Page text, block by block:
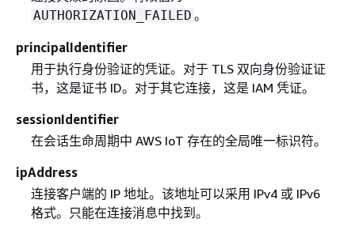
AUTHORIZATION_FAILED 。
principalIdentifier
用于执行身份验证的凭证。对于 TLS 双向身份验证证
书，这是证书 ID。对于其它连接，这是 IAM 凭证。
sessionIdentifier
在会话生命周期中 AWS IoT 存在的全局唯一标识符。
ipAddress
连接客户端的 IP 地址。该地址可以采用 IPv4 或 IPv6
格式。只能在连接消息中找到。